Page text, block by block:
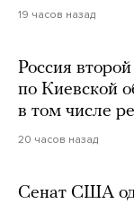
19 часов назад
Россия
по Киевской
в том числе
20 часов назад
Сенат США